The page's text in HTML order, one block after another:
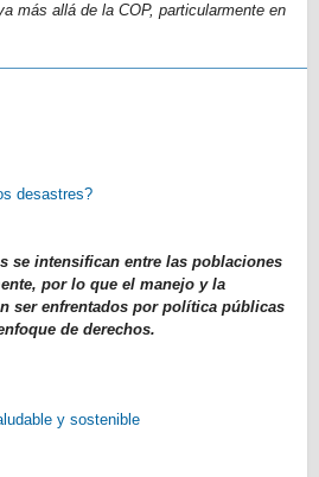
más allá de la COP, particularmente en
desastres?
se intensifican entre las poblaciones
por lo que el manejo y la
ser enfrentados por política públicas
de derechos.
y sostenible